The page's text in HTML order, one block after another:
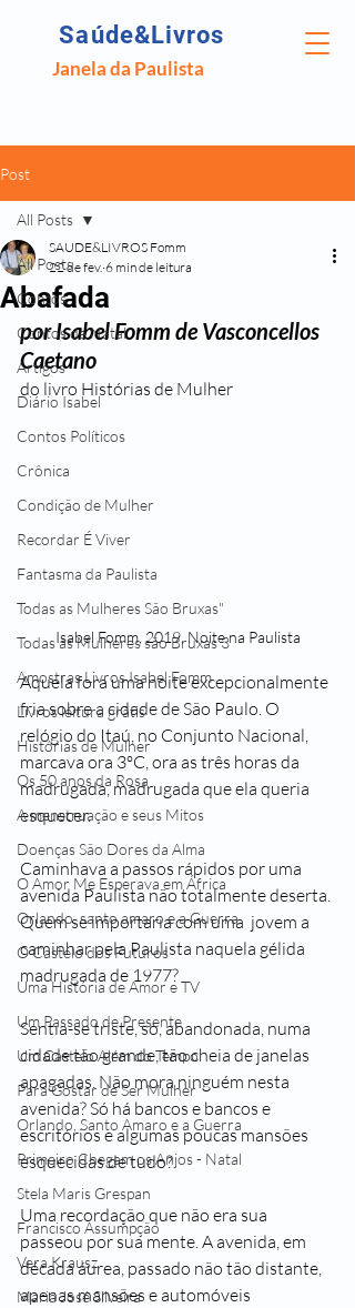
Saúde&Livros
Janela da Paulista
Post
All Posts
Contos
Contos de Natal
Artigos
Diário Isabel
Contos Políticos
Crônica
Condição de Mulher
Recordar É Viver
Fantasma da Paulista
Todas as Mulheres São Bruxas"
Todas as Mulheres são Bruxas 3
Amostras Livros Isabel Fomm
Livros leitura grátis
Histórias de Mulher
Os 50 anos da Rosa
A menstruação e seus Mitos
Doenças São Dores da Alma
O Amor Me Esperava em África
Orlando, santo amaro e a Guerra
O Castelo dos Futuros
Uma História de Amor e TV
Um Passado de Presente
Um Castelo Além do Tempo
Para Gostar de Ser Mulher
Orlando, Santo Amaro e a Guerra
Primeiro Chegam os Anjos - Natal
Stela Maris Grespan
Francisco Assumpção
Vera Krausz
Maria José Silveira
All Posts
Abafada
SAUDE&LIVROS Fomm
22 de fev. 6 min de leitura
por Isabel Fomm de Vasconcellos
Caetano
do livro Histórias de Mulher
Isabel Fomm, 2019, Noite na Paulista
Aquela fora uma noite excepcionalmente
fria sobre a cidade de São Paulo. O
relógio do Itaú, no Conjunto Nacional,
marcava ora 3ºC, ora as três horas da
madrugada, madrugada que ela queria
esquecer.
Caminhava a passos rápidos por uma
avenida Paulista não totalmente deserta.
Quem se importaria com uma  jovem a
caminhar pela Paulista naquela gélida
madrugada de 1977?
Sentia-se triste, só, abandonada, numa
cidade tão grande, tão cheia de janelas
apagadas. Não mora ninguém nesta
avenida? Só há bancos e bancos e
escritórios e algumas poucas mansões
esquecidas de tudo?
Uma recordação que não era sua
passeou por sua mente. A avenida, em
década áurea, passado não tão distante,
apenas mansões e automóveis